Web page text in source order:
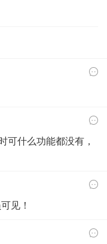
可什么功能都没有，
见！